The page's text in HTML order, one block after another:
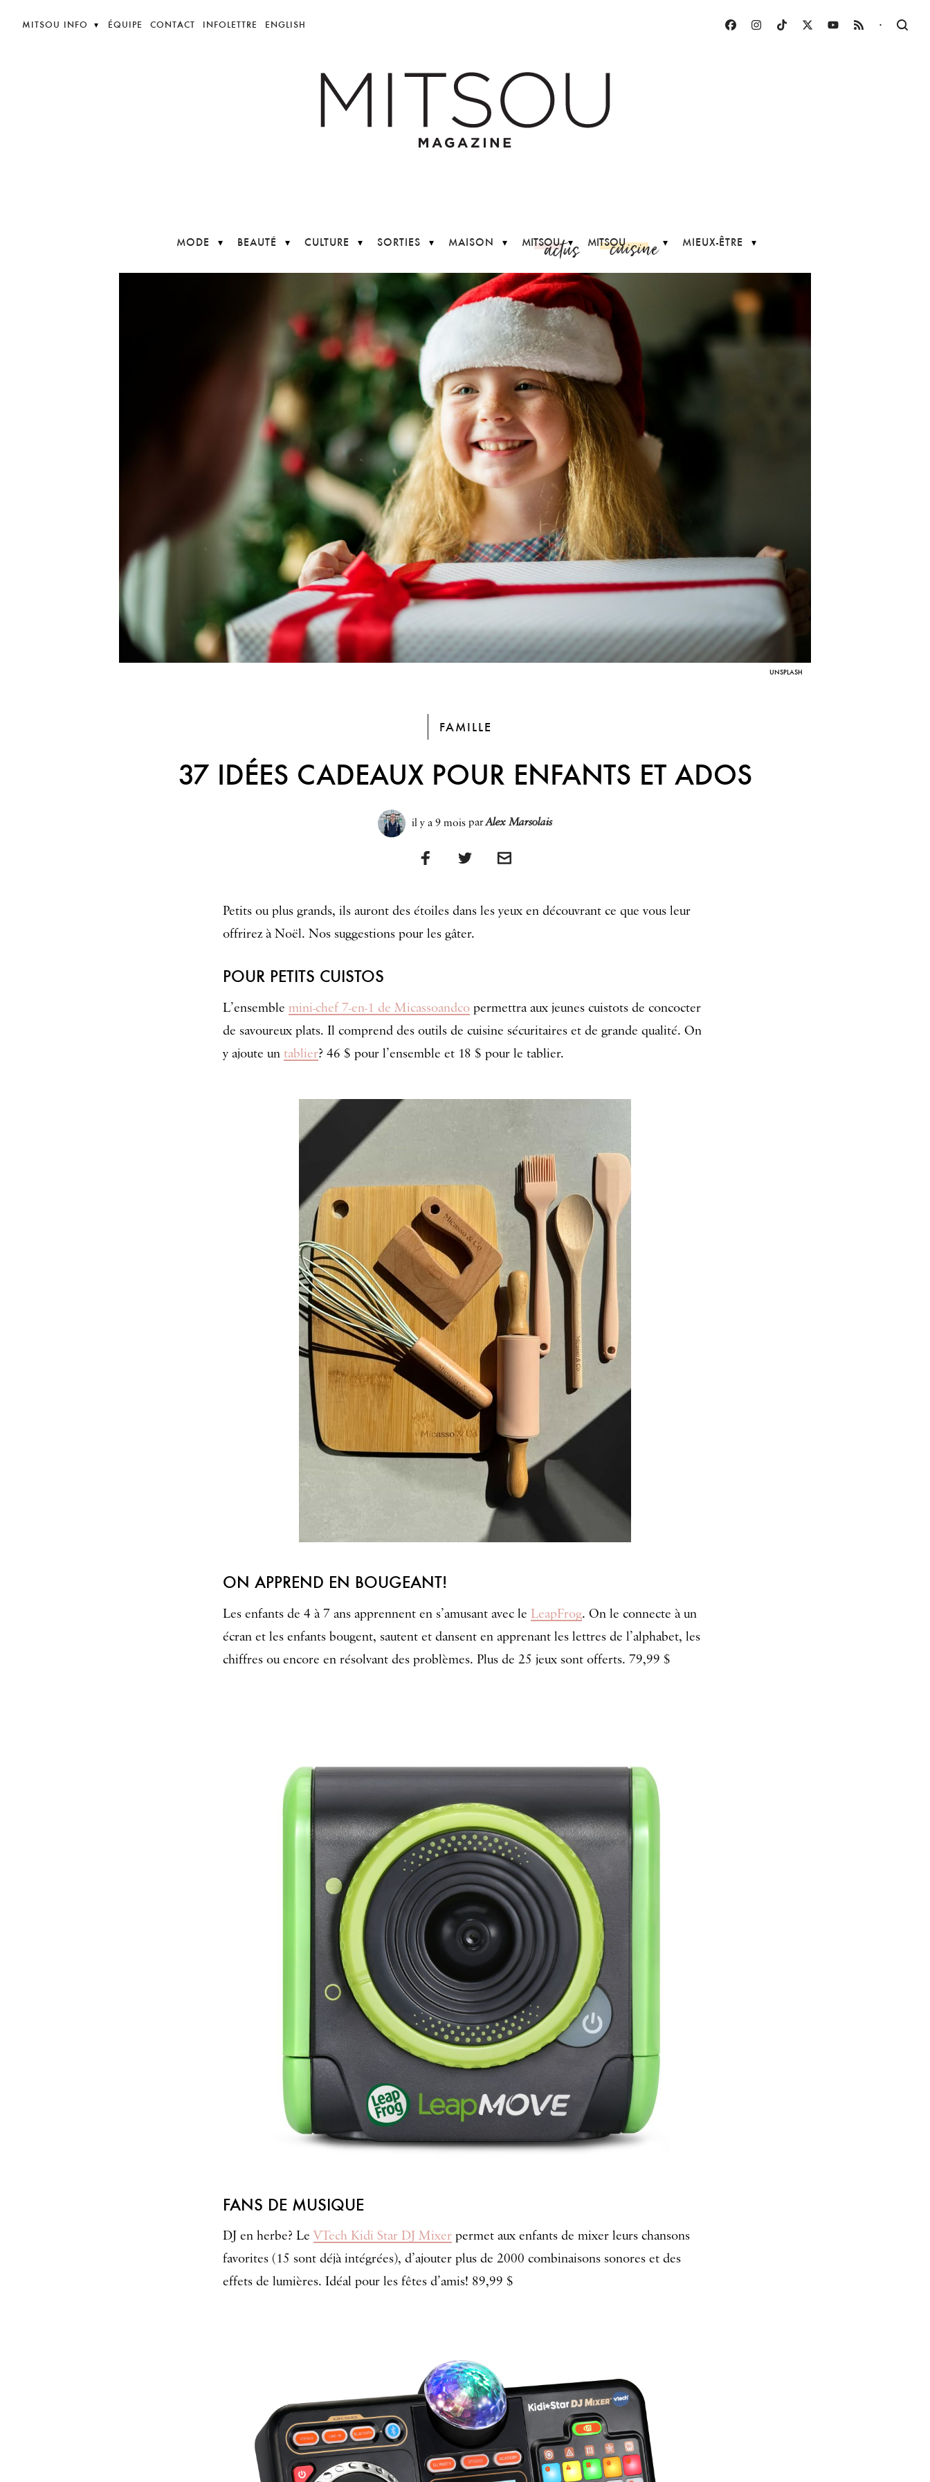
MITSOU INFO ÉQUIPE CONTACT INFOLETTRE ENGLISH ·
MODE BEAUTÉ CULTURE SORTIES MAISON MITSOUactus MITSOUcuisine MIEUX-ÊTRE
UNSPLASH
FAMILLE
37 IDÉES CADEAUX POUR ENFANTS ET ADOS
il y a 9 moisparAlex Marsolais
Petits ou plus grands, ils auront des étoiles dans les yeux en découvrant ce que vous leur
offrirez à Noël. Nos suggestions pour les gâter.
POUR PETITS CUISTOS
L’ensemble mini-chef 7-en-1 de Micassoandco permettra aux jeunes cuistots de concocter
de savoureux plats. Il comprend des outils de cuisine sécuritaires et de grande qualité. On
y ajoute un tablier? 46 $ pour l’ensemble et 18 $ pour le tablier.
ON APPREND EN BOUGEANT!
Les enfants de 4 à 7 ans apprennent en s’amusant avec le LeapFrog. On le connecte à un
écran et les enfants bougent, sautent et dansent en apprenant les lettres de l’alphabet, les
chiffres ou encore en résolvant des problèmes. Plus de 25 jeux sont offerts. 79,99 $
FANS DE MUSIQUE
DJ en herbe? Le VTech Kidi Star DJ Mixer permet aux enfants de mixer leurs chansons
favorites (15 sont déjà intégrées), d’ajouter plus de 2000 combinaisons sonores et des
effets de lumières. Idéal pour les fêtes d’amis! 89,99 $